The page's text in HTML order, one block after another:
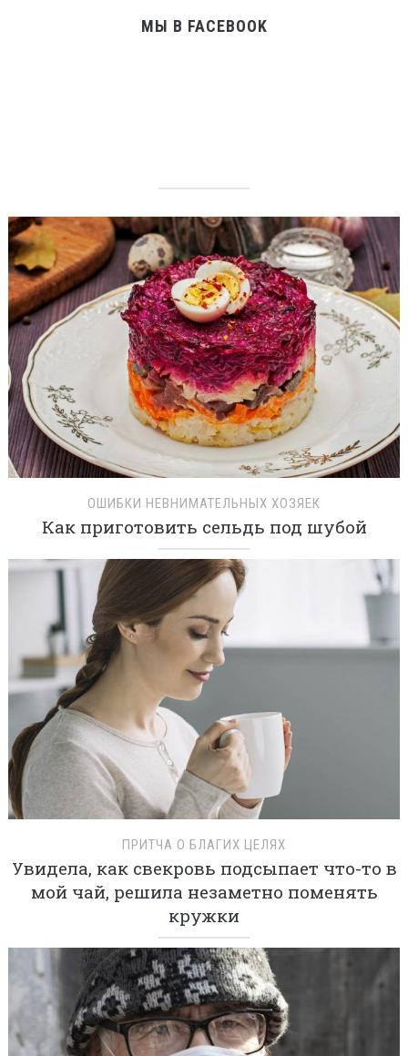
МЫ В FACEBOOK
ОШИБКИ НЕВНИМАТЕЛЬНЫХ ХОЗЯЕК
Как приготовить сельдь под шубой
ПРИТЧА О БЛАГИХ ЦЕЛЯХ
Увидела, как свекровь подсыпает что-то в
мой чай, решила незаметно поменять
кружки